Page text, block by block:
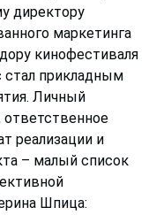
директору
маркетинга
кинофестиваля
стал прикладным
Личный
реализации и
– малый список
Шпица: